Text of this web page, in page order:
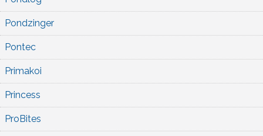
Pondzinger
Pontec
Primakoi
Princess
ProBites